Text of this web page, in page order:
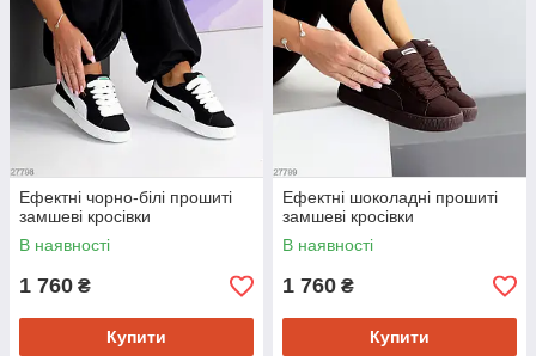
Ефектні чорно-білі прошиті
замшеві кросівки
В наявності
1 760 ₴
Купити
Ефектні шоколадні прошиті
замшеві кросівки
В наявності
1 760 ₴
Купити